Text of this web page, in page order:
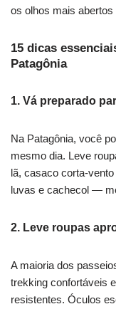
os olhos mais
15 dicas
Patagônia
1. Vá preparado
Na Patagônia, você
mesmo dia. Leve
lã, casaco corta-
luvas e cachecol —
2. Leve roupas
A maioria dos
trekking confortáveis
resistentes. Óculos